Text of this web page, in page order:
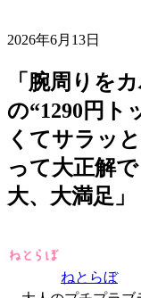
2026年6月13日
「腕周りを
の“1290円
くてサラッ
って大正解
大、大満足」
ねとらぼ